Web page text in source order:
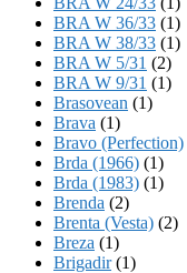
BRA W 36/33 (1)
BRA W 38/33 (1)
BRA W 5/31 (2)
BRA W 9/31 (1)
Brasovean (1)
Brava (1)
Bravo (Perfection)
Brda (1966) (1)
Brda (1983) (1)
Brenda (2)
Brenta (Vesta) (2)
Breza (1)
Brigadir(1)